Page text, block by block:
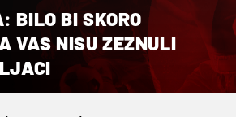
BILO BI SKORO
VAS NISU ZEZNULI